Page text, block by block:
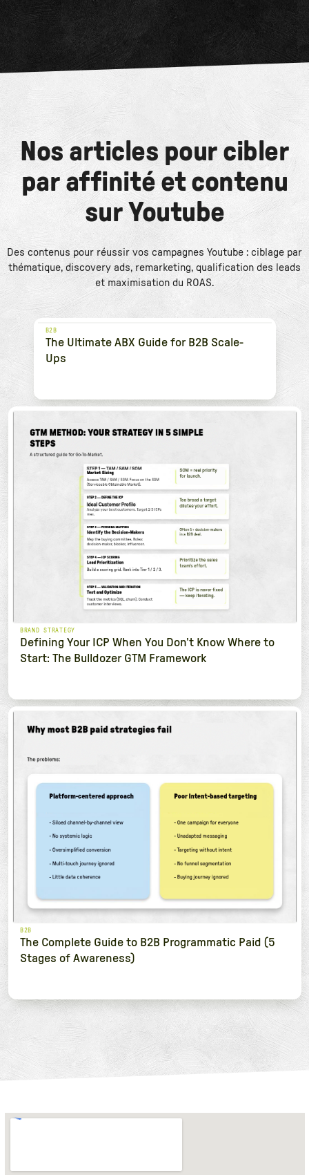
Nos articles pour cibler
par affinité et contenu
sur Youtube
Des contenus pour réussir vos campagnes Youtube : ciblage par
thématique, discovery ads, remarketing, qualification des leads
et maximisation du ROAS.
B2B
The Ultimate ABX Guide for B2B Scale-
Ups
BRAND STRATEGY
Defining Your ICP When You Don't Know Where to
Start: The Bulldozer GTM Framework
B2B
The Complete Guide to B2B Programmatic Paid (5
Stages of Awareness)